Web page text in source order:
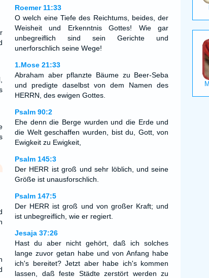
Roemer 11:33
O welch eine Tiefe des Reichtums, beides, der
Weisheit und Erkenntnis Gottes! Wie gar
unbegreiflich sind sein Gerichte und
unerforschlich seine Wege!
1.Mose 21:33
Abraham aber pflanzte Bäume zu Beer-Seba
und predigte daselbst von dem Namen des
HERRN, des ewigen Gottes.
Psalm 90:2
Ehe denn die Berge wurden und die Erde und
die Welt geschaffen wurden, bist du, Gott, von
Ewigkeit zu Ewigkeit,
Psalm 145:3
Der HERR ist groß und sehr löblich, und seine
Größe ist unausforschlich.
Psalm 147:5
Der HERR ist groß und von großer Kraft; und
ist unbegreiflich, wie er regiert.
Jesaja 37:26
Hast du aber nicht gehört, daß ich solches
lange zuvor getan habe und von Anfang habe
ich's bereitet? Jetzt aber habe ich's kommen
lassen, daß feste Städte zerstört werden zu